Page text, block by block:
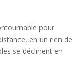
pour
en un rien de
se déclinent en
ou sans bouton